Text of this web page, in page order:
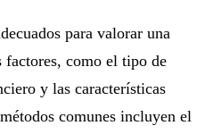
para valorar una
factores, como el tipo de
y las características
comunes incluyen el